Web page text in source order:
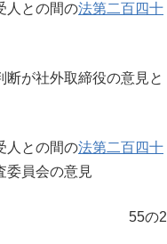
人との間の法第二百四十
が社外取締役の意見と
人との間の法第二百四十
委員会の意見
55の2